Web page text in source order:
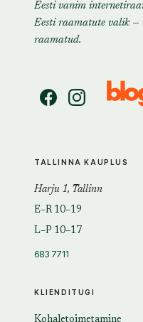
Eesti vanim
Eesti raamatute valik —
raamatud.
KLIENDITUGI
TALLINNA KAUPLUS
Harju 1, Tallinn
E–R 10–19
L–P 10–17
683 7711